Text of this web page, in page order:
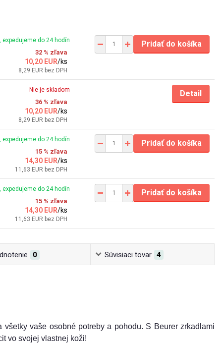
32 % zľava
10,20 EUR/ks
8,29 EUR bez DPH
expedujeme do 24 hodín Pridať do košíka
36 % zľava
10,20 EUR/ks
8,29 EUR bez DPH
Nie je skladom Detail
15 % zľava
14,30 EUR/ks
11,63 EUR bez DPH
expedujeme do 24 hodín Pridať do košíka
15 % zľava
14,30 EUR/ks
11,63 EUR bez DPH
expedujeme do 24 hodín Pridať do košíka
0 Súvisiaci tovar 4
vaše osobné potreby a pohodu. S Beurer zrkadlami
vo svojej vlastnej koži!